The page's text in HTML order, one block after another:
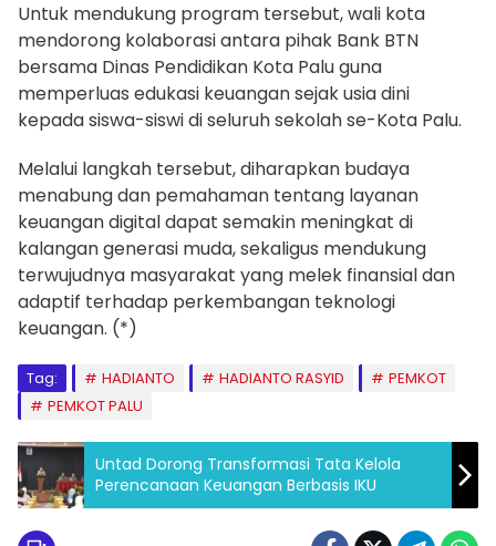
Untuk mendukung program tersebut, wali kota
mendorong kolaborasi antara pihak Bank BTN
bersama Dinas Pendidikan Kota Palu guna
memperluas edukasi keuangan sejak usia dini
kepada siswa-siswi di seluruh sekolah se-Kota Palu.
Melalui langkah tersebut, diharapkan budaya
menabung dan pemahaman tentang layanan
keuangan digital dapat semakin meningkat di
kalangan generasi muda, sekaligus mendukung
terwujudnya masyarakat yang melek finansial dan
adaptif terhadap perkembangan teknologi
keuangan. (*)
Tag: HADIANTO HADIANTO RASYID
PEMKOT
PEMKOT PALU
Untad Dorong Transformasi Tata Kelola
Perencanaan Keuangan Berbasis IKU